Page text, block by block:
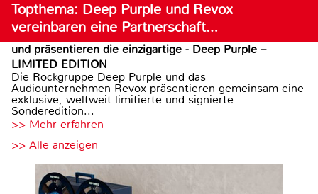
Topthema: Deep Purple und Revox
vereinbaren eine Partnerschaft…
und präsentieren die einzigartige - Deep Purple –
LIMITED EDITION
Die Rockgruppe Deep Purple und das
Audiounternehmen Revox präsentieren gemeinsam eine
exklusive, weltweit limitierte und signierte
Sonderedition...
>> Mehr erfahren
>> Alle anzeigen